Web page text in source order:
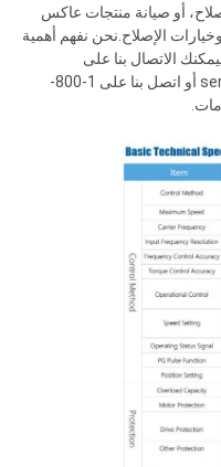
أو صيانة منتجات عاكس
الإصلاح.نحن نفهم أهمية
الاتصال بنا على
service@vectorfrequencyinverter.com أو اتصل بنا على 1-800-